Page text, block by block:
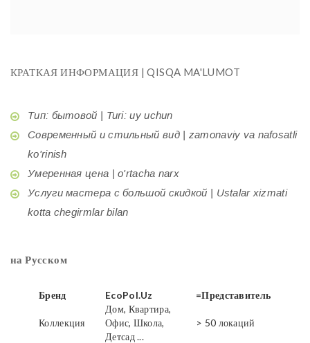
КРАТКАЯ ИНФОРМАЦИЯ | QISQA MA'LUMOT
Тип: бытовой | Turi: uy uchun
Современный и стильный вид | zamonaviy va nafosatli
ko'rinish
Умеренная цена | o'rtacha narx
Услуги мастера с большой скидкой | Ustalar xizmati
kotta chegirmlar bilan
на Русском
Бренд EcoPol.Uz =Представитель
Коллекция
Дом, Квартира,
Офис, Школа,
Детсад ...
> 50 локаций